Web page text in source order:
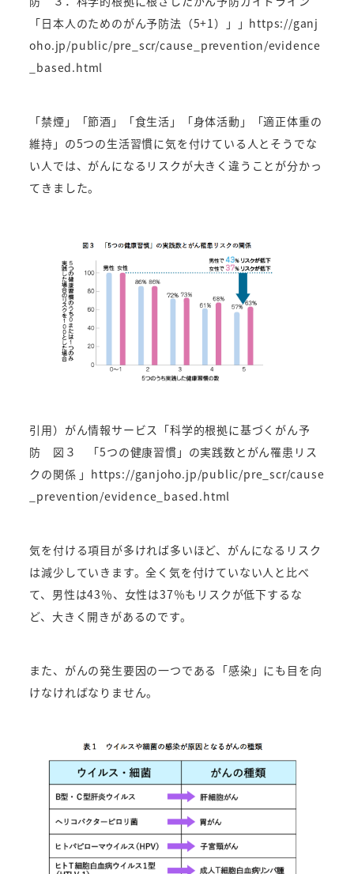
「日本人のためのがん予防法（5+1）」」 https://ganj
oho.jp/public/pre_scr/cause_prevention/evidence
_based.html
「禁煙」「節酒」「食生活」「身体活動」「適正体重の
維持」の5つの生活習慣に気を付けている人とそうでな
い人では、がんになるリスクが大きく違うことが分かっ
てきました。
引用）がん情報サービス「科学的根拠に基づくがん予
防 図３ 「5つの健康習慣」の実践数とがん罹患リス
クの関係 」 https://ganjoho.jp/public/pre_scr/cause
_prevention/evidence_based.html
気を付ける項目が多ければ多いほど、がんになるリスク
は減少していきます。全く気を付けていない人と比べ
て、男性は43％、女性は37％もリスクが低下するな
ど、大きく開きがあるのです。
また、がんの発生要因の一つである「感染」にも目を向
けなければなりません。